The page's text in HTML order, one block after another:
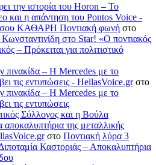
την ιστορία του Horon – Το
και η απάντηση του Pontos Voice -
σου ΚΑΘΑΡΗ Ποντιακή φωνή στο
στο Star! «Ο ποντιακός
– Πρόκειται για πολιτιστικό
πινακίδα – Η Mercedes με το
τις εντυπώσεις - HellasVoice.grστο
πινακίδα – Η Mercedes με το
τις εντυπώσεις
Σύλλογος και η Βούλα
της μεταλλικής
στο Ποντιακή λύρα 3
Καστοριάς – Αποκαλυπτήρια